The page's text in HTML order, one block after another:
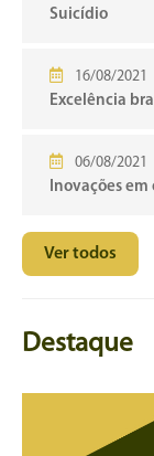
Suicídio
16/08/2021
Excelência
06/08/2021
Inovações
Ver todos
Destaque